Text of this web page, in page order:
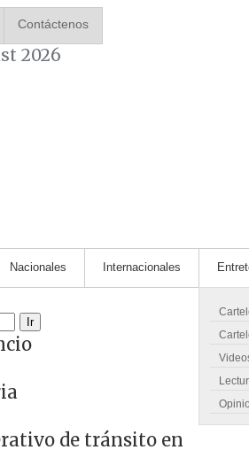
Contáctenos
2026
Nacionales Internacionales
Ir
de tránsito en